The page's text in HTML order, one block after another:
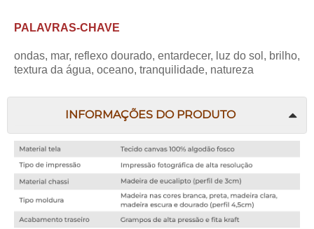
PALAVRAS-CHAVE
ondas, mar, reflexo dourado, entardecer, luz do sol, brilho,
textura da água, oceano, tranquilidade, natureza
INFORMAÇÕES DO PRODUTO